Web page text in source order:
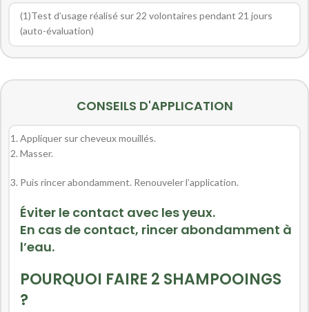
(1)Test d’usage réalisé sur 22 volontaires pendant 21 jours
(auto-évaluation)
CONSEILS D'APPLICATION
Appliquer sur cheveux mouillés.
Masser.
Puis rincer abondamment. Renouveler l’application.
Éviter le contact avec les yeux.
En cas de contact, rincer abondamment à
l’eau.
POURQUOI FAIRE 2 SHAMPOOINGS
?